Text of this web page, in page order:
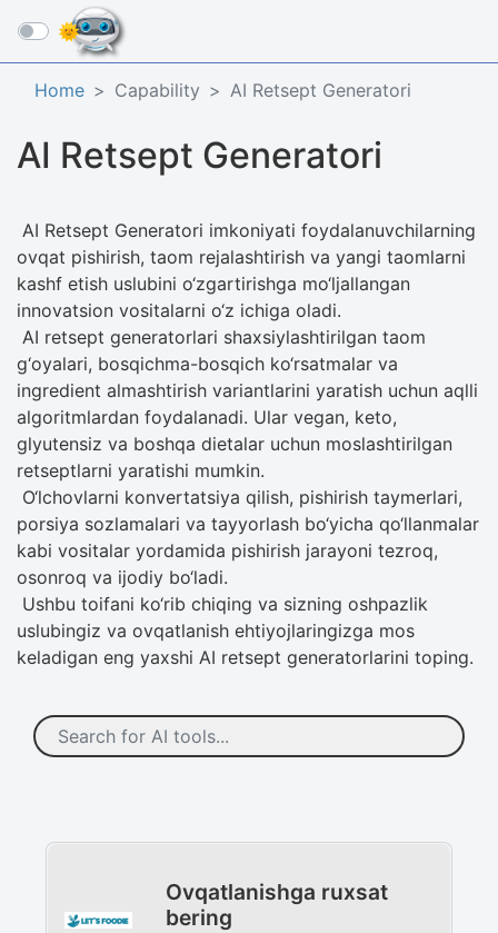
☰
Home Capability AI Retsept Generatori
AI Retsept Generatori
AI Retsept Generatori imkoniyati foydalanuvchilarning
ovqat pishirish, taom rejalashtirish va yangi taomlarni
kashf etish uslubini o‘zgartirishga mo‘ljallangan
innovatsion vositalarni o‘z ichiga oladi.
AI retsept generatorlari shaxsiylashtirilgan taom
g‘oyalari, bosqichma-bosqich ko‘rsatmalar va
ingredient almashtirish variantlarini yaratish uchun aqlli
algoritmlardan foydalanadi. Ular vegan, keto,
glyutensiz va boshqa dietalar uchun moslashtirilgan
retseptlarni yaratishi mumkin.
O‘lchovlarni konvertatsiya qilish, pishirish taymerlari,
porsiya sozlamalari va tayyorlash bo‘yicha qo‘llanmalar
kabi vositalar yordamida pishirish jarayoni tezroq,
osonroq va ijodiy bo‘ladi.
Ushbu toifani ko‘rib chiqing va sizning oshpazlik
uslubingiz va ovqatlanish ehtiyojlaringizga mos
keladigan eng yaxshi AI retsept generatorlarini toping.
Ovqatlanishga ruxsat
bering